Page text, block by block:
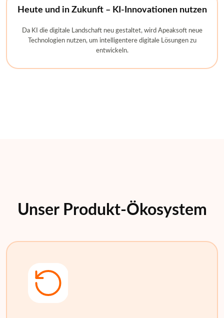
Heute und in Zukunft – KI-Innovationen nutzen
Da KI die digitale Landschaft neu gestaltet, wird Apeaksoft neue
Technologien nutzen, um intelligentere digitale Lösungen zu
entwickeln.
Unser Produkt-Ökosystem